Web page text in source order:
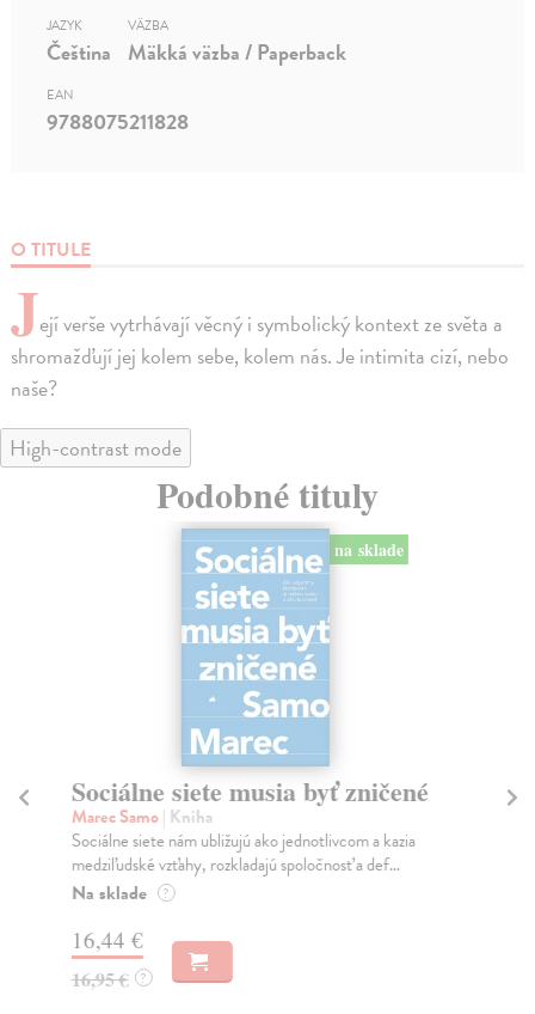
O TITULE
Její verše vytrhávají věcný i symbolický kontext ze světa a
shromažďují jej kolem sebe, kolem nás. Je intimita cizí, nebo
naše?
JAZYK
Čeština
VÄZBA
Mäkká väzba / Paperback
EAN
9788075211828
High-contrast mode
Podobné tituly
na sklade
Sociálne siete musia byť zničené
Marec Samo| Kniha
Sociálne siete nám ubližujú ako jednotlivcom a kazia
medziľudské vzťahy, rozkladajú spoločnosť a def...
Na sklade ?
16,44 €
16,95 € ?